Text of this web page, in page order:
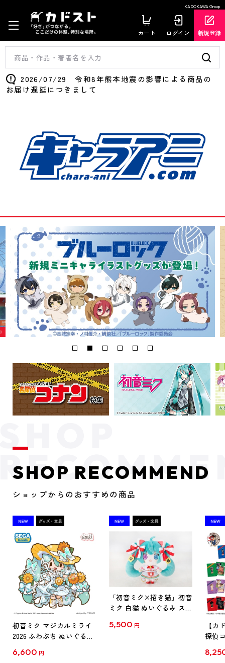
KADOKAWA Group
カート ログイン 新規登録
2026/07/29 令和8年熊本地震の影響による商品の
お届け遅延につきまして
SHOP RECOMMEND
ショップからのおすすめの商品
初音ミク マジカルミライ
2026 ふわぷち ぬいぐるみ
6,600 円
「初音ミク×招き猫」初音
ミク 白猫 ぬいぐるみ スタ
5,500 円
【カ
探偵
クリ